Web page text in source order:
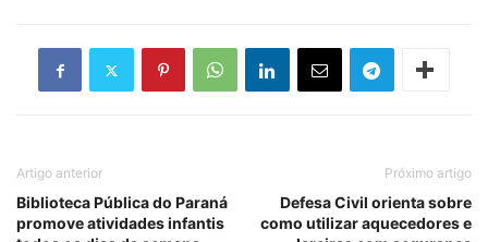
Artigo anterior
Biblioteca Pública do Paraná
promove atividades infantis
Próximo artigo
Defesa Civil orienta sobre
como utilizar aquecedores e